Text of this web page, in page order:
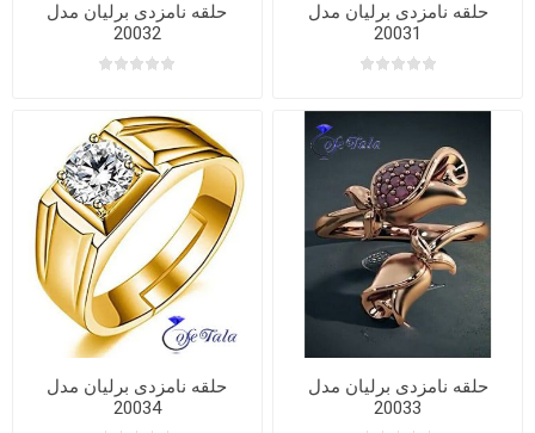
حلقه نامزدی برلیان مدل
20031
حلقه نامزدی برلیان مدل
20032
حلقه نامزدی برلیان مدل
20033
حلقه نامزدی برلیان مدل
20034